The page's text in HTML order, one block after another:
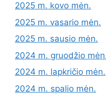
2025 m. kovo mėn.
2025 m. vasario mėn.
2025 m. sausio mėn.
2024 m. gruodžio
2024 m. lapkričio mėn.
2024 m. spalio mėn.